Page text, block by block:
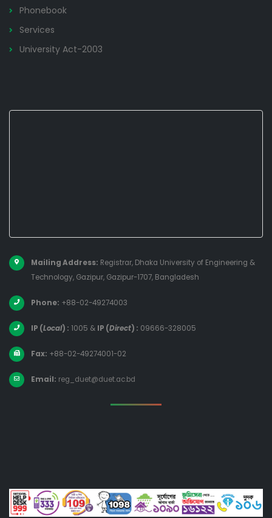
Phonebook
Services
University Act-2003
Mailing Address: Registrar, Dhaka University of Engineering &
Technology, Gazipur, Gazipur-1707, Bangladesh
Phone: +88-02-49274003
IP (Local) : 1005 & IP (Direct) : 09666-328005
Fax: +88-02-49274001-02
Email: reg_duet@duet.ac.bd